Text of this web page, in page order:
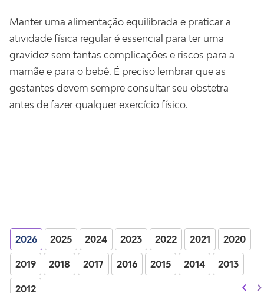
Manter uma alimentação equilibrada e praticar a
atividade física regular é essencial para ter uma
gravidez sem tantas complicações e riscos para a
mamãe e para o bebê. É preciso lembrar que as
gestantes devem sempre consultar seu obstetra
antes de fazer qualquer exercício físico.
2026 2025 2024 2023 2022 2021 2020
2019 2018 2017 2016 2015 2014 2013
2012